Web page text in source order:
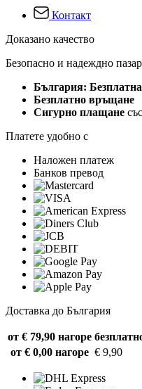
Контакт
Доказано качество
Безопасно и надеждно
България:
Безплатно връщане
Сигурно плащане
Платете удобно с
Наложен платеж
Банков превод
Доставка до България
от € 79,90 нагоре
от € 0,00 нагоре € 9,90